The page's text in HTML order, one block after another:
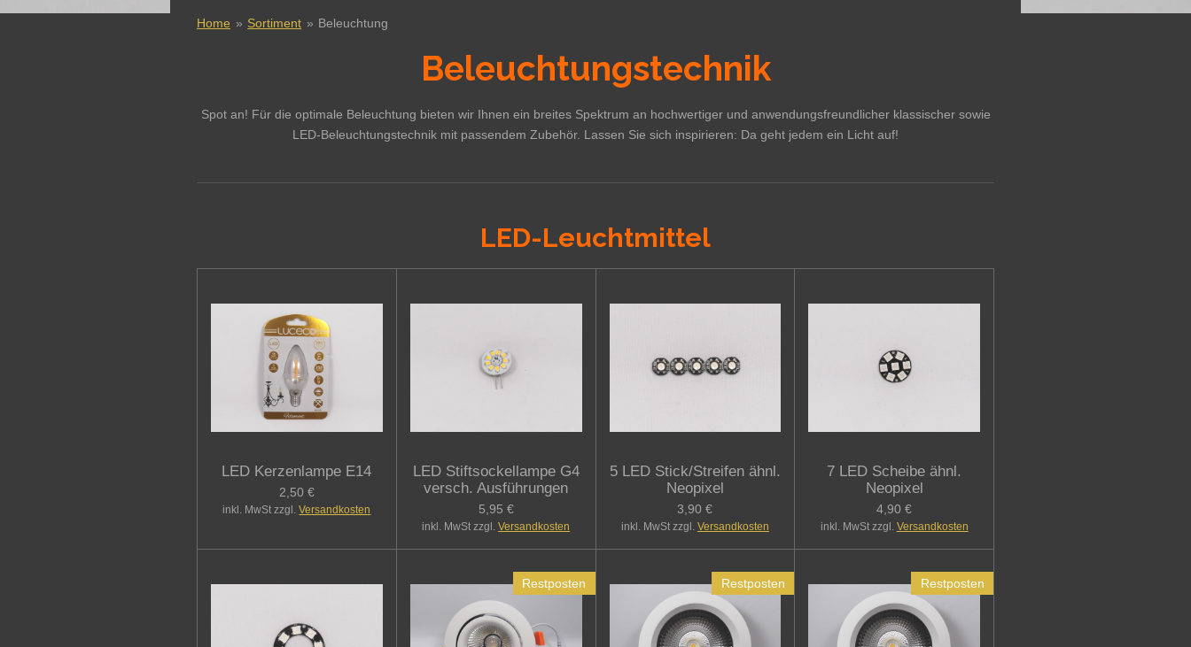
Home » Sortiment » Beleuchtung
Beleuchtungstechnik
Spot an! Für die optimale Beleuchtung bieten wir Ihnen ein breites Spektrum an hochwertiger und anwendungsfreundlicher klassischer sowie
LED-Beleuchtungstechnik mit passendem Zubehör. Lassen Sie sich inspirieren: Da geht jedem ein Licht auf!
LED-Leuchtmittel
LED Kerzenlampe E14
2,50 €
inkl. MwSt zzgl.Versandkosten
LED Stiftsockellampe G4
versch. Ausführungen
5,95 €
inkl. MwSt zzgl.Versandkosten
5 LED Stick/Streifen ähnl.
Neopixel
3,90 €
inkl. MwSt zzgl. Versandkosten
7 LED Scheibe ähnl.
Neopixel
4,90 €
inkl. MwSt zzgl. Versandkosten
Restposten Restposten Restposten